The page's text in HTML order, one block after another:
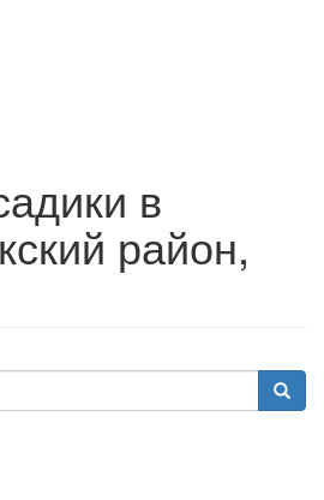
в
район,
Поиск